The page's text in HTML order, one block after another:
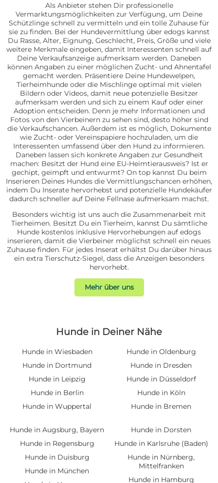
Als Anbieter stehen Dir professionelle
Vermarktungsmöglichkeiten zur Verfügung, um Deine
Schützlinge schnell zu vermitteln und ein tolle Zuhause für
sie zu finden. Bei der Hundevermittlung über edogs kannst
Du Rasse, Alter, Eignung, Geschlecht, Preis, Größe und viele
weitere Merkmale eingeben, damit Interessenten schnell auf
Deine Verkaufsanzeige aufmerksam werden. Daneben
können Angaben zu einer möglichen Zucht- und Ahnentafel
gemacht werden. Präsentiere Deine Hundewelpen,
Tierheimhunde oder die Mischlinge optimal mit vielen
Bildern oder Videos, damit neue potenzielle Besitzer
aufmerksam werden und sich zu einem Kauf oder einer
Adoption entscheiden. Denn je mehr Informationen und
Fotos von den Vierbeinern zu sehen sind, desto höher sind
die Verkaufschancen. Außerdem ist es möglich, Dokumente
wie Zucht- oder Vereinspapiere hochzuladen, um die
Interessenten umfassend über den Hund zu informieren.
Daneben lassen sich konkrete Angaben zur Gesundheit
machen: Besitzt der Hund eine EU-Heimtierausweis? Ist er
gechipt, geimpft und entwurmt? On top kannst Du beim
Inserieren Deines Hundes die Vermittlungschancen erhöhen,
indem Du Inserate hervorhebst und potenzielle Hundekäufer
dadurch schneller auf Deine Fellnase aufmerksam machst.
Besonders wichtig ist uns auch die Zusammenarbeit mit
Tierheimen. Besitzt Du ein Tierheim, kannst Du sämtliche
Hunde kostenlos inklusive Hervorhebungen auf edogs
inserieren, damit die Vierbeiner möglichst schnell ein neues
Zuhause finden. Für jedes Inserat erhältst Du darüber hinaus
ein extra Tierschutz-Siegel, dass die Anzeigen besonders
hervorhebt.
Mehr über uns
Hunde in Deiner Nähe
Hunde in Wiesbaden
Hunde in Dortmund
Hunde in Leipzig
Hunde in Berlin
Hunde in Wuppertal
Hunde in Oldenburg
Hunde in Dresden
Hunde in Düsseldorf
Hunde in Köln
Hunde in Bremen
Hunde in Augsburg, Bayern
Hunde in Regensburg
Hunde in Duisburg
Hunde in München
Hunde in Dorsten
Hunde in Karlsruhe (Baden)
Hunde in Nürnberg,
Mittelfranken
Hunde in Hamburg